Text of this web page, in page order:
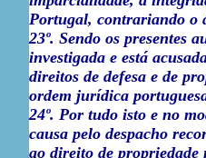
Portugal, contrariando o
23º. Sendo os presentes
investigada e está
direitos de defesa e de
ordem jurídica
24º. Por tudo isto e no
causa pelo despacho
ao direito de propriedade